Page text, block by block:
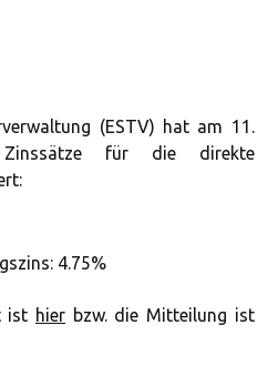
(ESTV) hat am 11.
für die direkte
4.75%
ist hier bzw. die Mitteilung ist